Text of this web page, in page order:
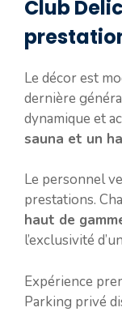
Club
Le décor est
dernière
dynamique et
sauna et un
Le personnel
prestations.
haut de
l’exclusivité
Expérience
Parking privé